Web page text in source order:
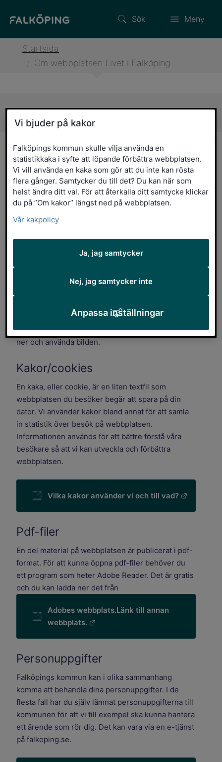
Sök Meny
Startsida
Om webbplatsen Livet i Falköping
Sidans innehåll
Om webbplatsen Livet i
Falköping
Den här webbplatsen är en del av
Falköpings kommuns webbplats. Syftet
med kommunens webbplats är att ge
service, stödja demokratin och
dem utan tillstånd från oss. Undantag görs endast
om det tydligt framgår att det är tillåtet att ladda
ner och använda bilden.
Kakor/cookies
En kaka, eller cookie, är en liten textfil som
webbplatsen du besöker begär att spara på din
dator. Vi använder kakor bland annat för att samla
in statistik över besök på webbplatsen.
Informationen används för att bättre förstå våra
besökare så att vi kan utveckla och förbättra
webbplatsen.
Vilka kakor använder vi och till vad?
Pdf-filer
En del material på webbplatsen är publicerat i pdf-
format. För att kunna öppna pdf-filer behöver du
ett program som heter Adobe Reader. Det är gratis
och du kan ladda ner det från
Adobes webbplats.Länk till annan
webbplats.
Personuppgifter
Falköpings kommun kan i olika sammanhang
komma att behandla dina personuppgifter. I de
flesta fall har du själv lämnat personuppgifterna till
kommunen för att vi till exempel ska kunna hantera
ett ärende som rör dig. Det kan vara via en e-tjänst
på falkoping.se.
Vi bjuder på kakor
Falköpings kommun skulle vilja använda en
statistikkaka i syfte att löpande förbättra webbplatsen.
Vi vill använda en kaka som gör att du inte kan rösta
flera gånger. Samtycker du till det? Du kan när som
helst ändra ditt val. För att återkalla ditt samtycke klickar
du på ”Om kakor” längst ned på webbplatsen.
Vår kakpolicy
Ja, jag samtycker
Nej, jag samtycker inte
Anpassa inställningar